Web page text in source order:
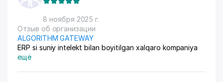
8 ноября 2025 г.
Отзыв об организации
ALGORITHM GATEWAY
ERP si suniy intelekt bilan boyitilgan xalqaro kompaniya
ещё